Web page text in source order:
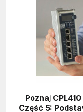
Poznaj
Część 5: